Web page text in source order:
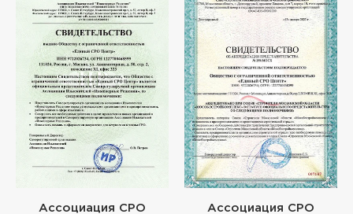
Ассоциация СРО
Ассоциация СРО